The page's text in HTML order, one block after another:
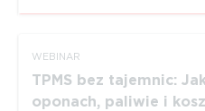
WEBINAR
TPMS bez tajemnic:
oponach, paliwie i